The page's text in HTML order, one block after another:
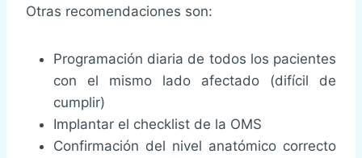
Otras recomendaciones son:
Programación diaria de todos los pacientes
con el mismo lado afectado (difícil de
cumplir)
Implantar el checklist de la OMS
Confirmación del nivel anatómico correcto